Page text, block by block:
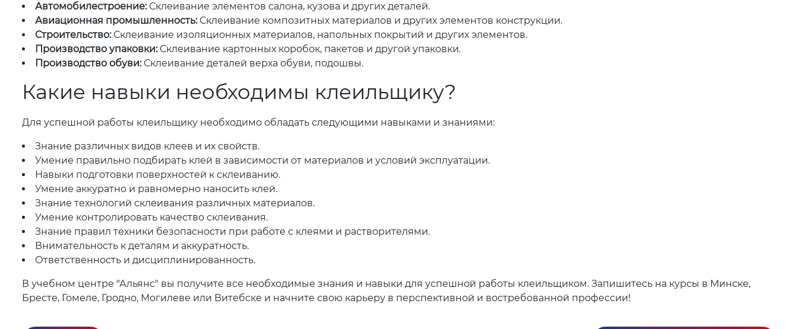
Автомобилестроение:Склеивание элементов салона, кузова и других деталей.
Авиационная промышленность:Склеивание композитных материалов и других элементов конструкции.
Строительство:Склеивание изоляционных материалов, напольных покрытий и других элементов.
Производство упаковки:Склеивание картонных коробок, пакетов и другой упаковки.
Производство обуви:Склеивание деталей верха обуви, подошвы.
Какие навыки необходимы клеильщику?
Для успешной работы клеильщику необходимо обладать следующими навыками и знаниями:
Знание различных видов клеев и их свойств.
Умение правильно подбирать клей в зависимости от материалов и условий эксплуатации.
Навыки подготовки поверхностей к склеиванию.
Умение аккуратно и равномерно наносить клей.
Знание технологий склеивания различных материалов.
Умение контролировать качество склеивания.
Знание правил техники безопасности при работе с клеями и растворителями.
Внимательность к деталям и аккуратность.
Ответственность и дисциплинированность.
В учебном центре "Альянс" вы получите все необходимые знания и навыки для успешной работы клеильщиком. Запишитесь на курсы в Минске,
Бресте, Гомеле, Гродно, Могилеве или Витебске и начните свою карьеру в перспективной и востребованной профессии!